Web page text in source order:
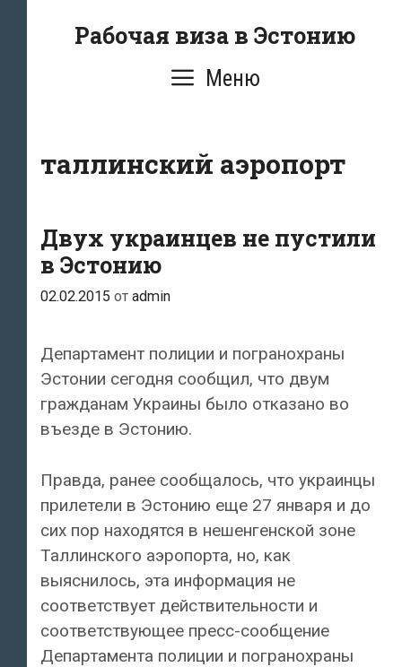
Рабочая виза в Эстонию
Меню
таллинский аэропорт
Двух украинцев не пустили
в Эстонию
02.02.2015 от admin
Департамент полиции и погранохраны
Эстонии сегодня сообщил, что двум
гражданам Украины было отказано во
въезде в Эстонию.
Правда, ранее сообщалось, что украинцы
прилетели в Эстонию еще 27 января и до
сих пор находятся в нешенгенской зоне
Таллинского аэропорта, но, как
выяснилось, эта информация не
соответствует действительности и
соответствующее пресс-сообщение
Департамента полиции и погранохраны